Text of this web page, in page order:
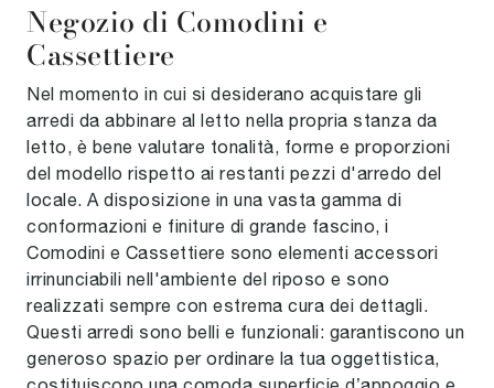
Negozio di Comodini e
Cassettiere
Nel momento in cui si desiderano acquistare gli
arredi da abbinare al letto nella propria stanza da
letto, è bene valutare tonalità, forme e proporzioni
del modello rispetto ai restanti pezzi d'arredo del
locale. A disposizione in una vasta gamma di
conformazioni e finiture di grande fascino, i
Comodini e Cassettiere sono elementi accessori
irrinunciabili nell'ambiente del riposo e sono
realizzati sempre con estrema cura dei dettagli.
Questi arredi sono belli e funzionali: garantiscono un
generoso spazio per ordinare la tua oggettistica,